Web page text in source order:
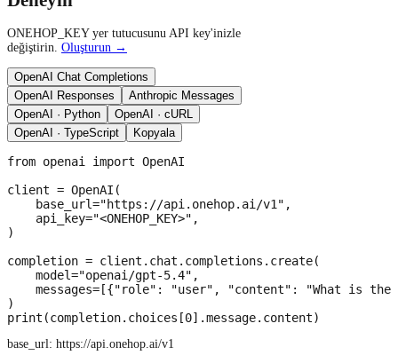
ONEHOP_KEY yer tutucusunu API key'inizle
değiştirin. Oluşturun →
OpenAI Chat Completions
OpenAI Responses
Anthropic Messages
OpenAI · Python
OpenAI · cURL
OpenAI · TypeScript
Kopyala
from openai import OpenAI
client = OpenAI(
    base_url="https://api.onehop.ai/v1",
    api_key="<ONEHOP_KEY>",
)
completion = client.chat.completions.create(
    model="openai/gpt-5.4",
messages=[{"role": "user", "content": "What is the
)
print(completion.choices[0].message.content)
base_url: https://api.onehop.ai/v1